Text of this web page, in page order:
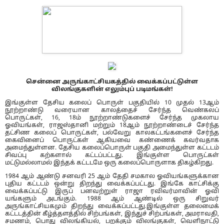
சென்னை அருங்காட்சியகத்தில் வைக்கப்பட்டுள்ள
விலங்குகளின் எலும்புப் படிமங்கள்!
இங்குள்ள தேசிய கலைப் பொருள் பகுதியில் 10 முதல் 13ஆம்
நூற்றாண்டு வரையான காலத்தைச் சேர்ந்த வெண்கலப்
பொருட்கள், 16, 18ம் நூற்றாண்டுகளைச் சேர்ந்த முகலாய
ஓவியங்கள், ராஜஸ்தானி மற்றும் 18ஆம் நூற்றாண்டைச் சேர்ந்த
தட்சிண கலைப் பொருட்கள், பல்வேறு காலகட்டங்களைச் சேர்ந்த
கைவினைப் பொருட்கள் ஆகியவை கண்ணைக் கவர்வதாக
அமைந்துள்ளன. தேசிய கலைப்பொருள் பகுதி அமைந்துள்ள கட்டடம்
சிவப்பு கற்களால் கட்டப்பட்டது. இங்குள்ள பொருட்கள்
மட்டுமல்லாமல் இந்தக் கட்டடமே ஒரு கலைப்பொருளாக திகழ்கிறது.
1984 ஆம் ஆண்டு சனவரி 25 ஆம் தேதி சமகால ஓவியங்களுக்கான
புதிய கட்டடம் ஒன்று திறந்து வைக்கப்பட்டது. இங்கே காட்சிக்கு
வைக்கப்பட்டு இருப் பனவற்றுள் ராஜா ரவிவர்மாவின் ஓவி
யங்களும் அடங்கும். 1988 ஆம் ஆண்டில் ஒரு சிறுவர்
அருங்காட்சியகமும் திறந்து வைக்கப்பட்டது.இங்குள்ள தலைமைக்
கட்டடத்தின் கீழ்த்தளத்தில் சிற்பங்கள், இந்துச் சிற்பங்கள், அமராவதி,
சமணம், பொது விலங்கியல், பறக்கும் விலங்குகள், வெளிநாட்டு